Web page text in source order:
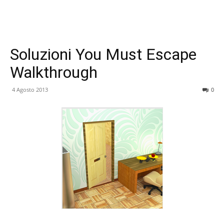
Soluzioni You Must Escape
Walkthrough
4 Agosto 2013 0